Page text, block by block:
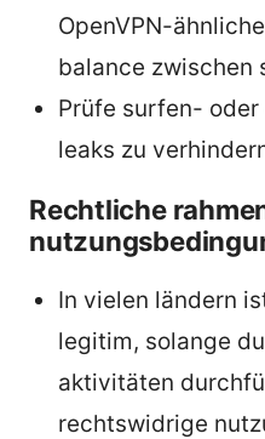
OpenVPN-
balance zwischen
Prüfe surfen-
leaks zu
Rechtliche
In vielen ländern
legitim, solange
aktivitäten
rechtswidrige